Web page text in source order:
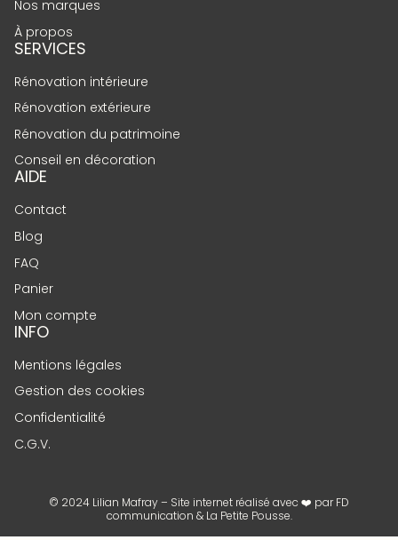
Nos marques
À propos
SERVICES
Rénovation intérieure
Rénovation extérieure
Rénovation du patrimoine
Conseil en décoration
AIDE
Contact
Blog
FAQ
Panier
Mon compte
INFO
Mentions légales
Gestion des cookies
Confidentialité
C.G.V.
© 2024 Lilian Mafray – Site internet réalisé avec ❤️ parFD
communication & La Petite Pousse.